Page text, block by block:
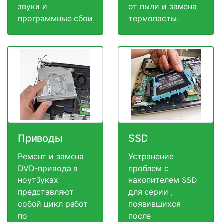
звуки и
программные сбои
от пыли и замена
термопасты.
Приводы
Ремонт и замена
DVD-привода в
ноутбуках
представляют
собой цикл работ
по
SSD
Устранение
проблем с
накопителем SSD
для серии ,
появившихся
после